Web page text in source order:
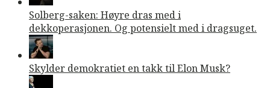
Solberg-saken: Høyre dras med i
dekkoperasjonen. Og potensielt med i dragsuget.
Skylder demokratiet en takk til Elon Musk?